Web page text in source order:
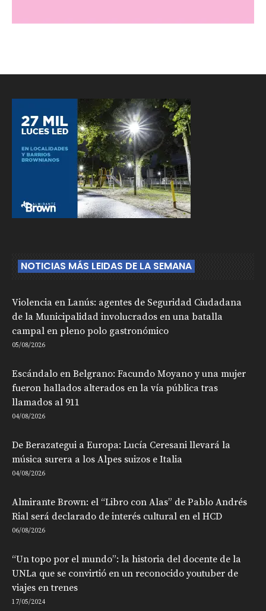
NOTICIAS MÁS LEIDAS DE LA SEMANA
Violencia en Lanús: agentes de Seguridad Ciudadana
de la Municipalidad involucrados en una batalla
campal en pleno polo gastronómico
05/08/2026
Escándalo en Belgrano: Facundo Moyano y una mujer
fueron hallados alterados en la vía pública tras
llamados al 911
04/08/2026
De Berazategui a Europa: Lucía Ceresani llevará la
música surera a los Alpes suizos e Italia
04/08/2026
Almirante Brown: el “Libro con Alas” de Pablo Andrés
Rial será declarado de interés cultural en el HCD
06/08/2026
“Un topo por el mundo”: la historia del docente de la
UNLa que se convirtió en un reconocido youtuber de
viajes en trenes
17/05/2024